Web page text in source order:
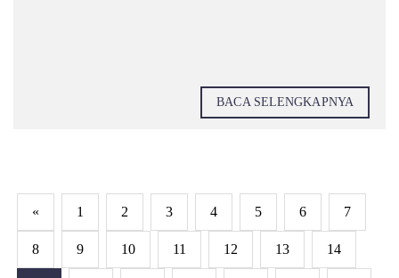
BACA SELENGKAPNYA
« 1 2 3 4 5 6 7
8 9 10 11 12 13 14